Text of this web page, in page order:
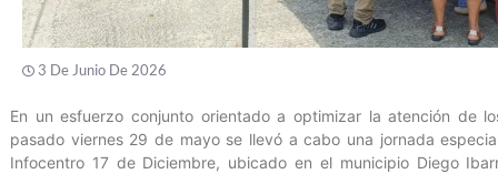
3 De Junio De 2026
En un esfuerzo conjunto orientado a optimizar la atención de
pasado viernes 29 de mayo se llevó a cabo una jornada
Infocentro 17 de Diciembre, ubicado en el municipio Diego